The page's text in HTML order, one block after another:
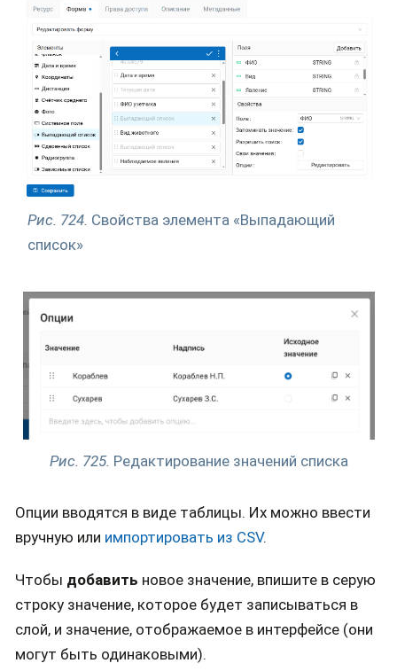
Рис. 724. Свойства элемента «Выпадающий
список»
Рис. 725. Редактирование значений списка
Опции вводятся в виде таблицы. Их можно ввести
вручную или импортировать из CSV.
Чтобы добавить новое значение, впишите в серую
строку значение, которое будет записываться в
слой, и значение, отображаемое в интерфейсе (они
могут быть одинаковыми).